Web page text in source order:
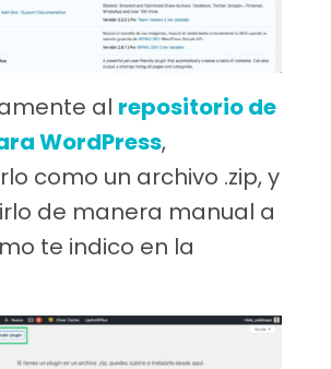
al repositorio de
WordPress,
como un archivo .zip, y
de manera manual a
te indico en la